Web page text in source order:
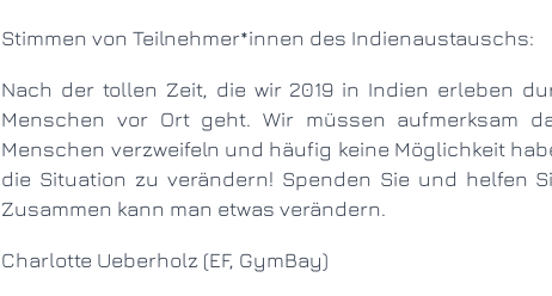
Stimmen von Teilnehmer*innen des Indienaustauschs:
Nach der tollen Zeit, die wir 2019 in Indien erleben durften, ist es schrecklich zu sehen, wie es den
Menschen vor Ort geht. Wir müssen aufmerksam
Menschen verzweifeln und häufig keine Möglichkeit
die Situation zu verändern! Spenden Sie und helfen
Zusammen kann man etwas verändern.
Charlotte Ueberholz (EF, GymBay)